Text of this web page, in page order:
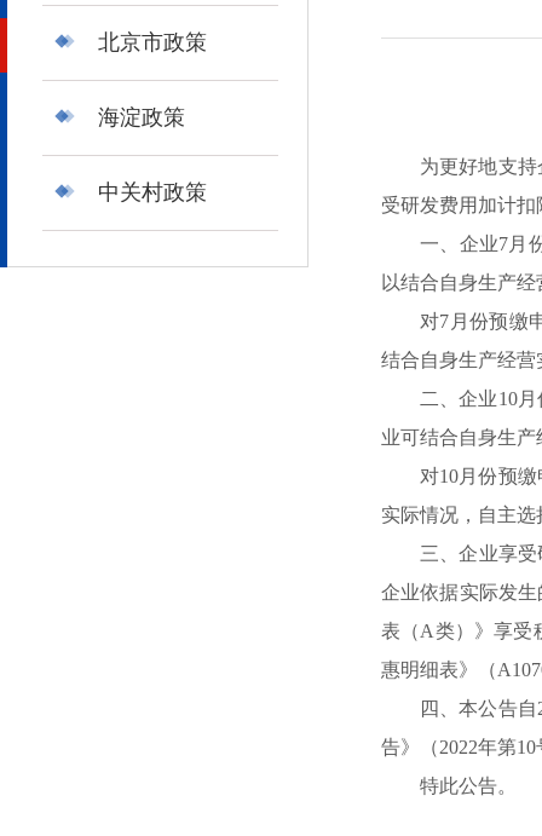
北京市政策
海淀政策
中关村政策
为更好地支
受研发费用加计
一、企业7月
以结合自身生产
对7月份预缴
结合自身生产经
二、企业10
业可结合自身生
对10月份预
实际情况，自主
三、企业享
企业依据实际发
表（A类）》享受
惠明细表》（
四、本公告
告》（2022年第
特此公告。